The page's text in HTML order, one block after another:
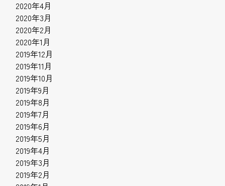
2020年4月
2020年3月
2020年2月
2020年1月
2019年12月
2019年11月
2019年10月
2019年9月
2019年8月
2019年7月
2019年6月
2019年5月
2019年4月
2019年3月
2019年2月